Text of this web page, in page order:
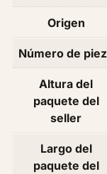
r
t
Origen
Número de
Altura del
paquete del
seller
Largo del
paquete del